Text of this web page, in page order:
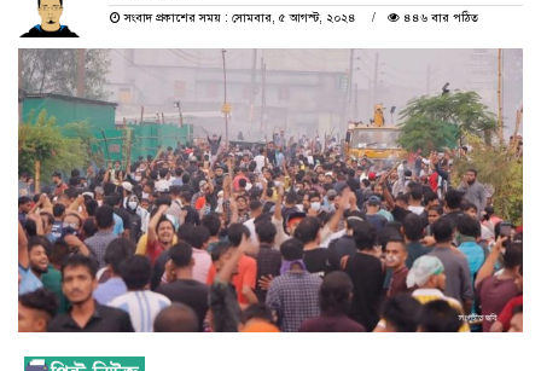
সংবাদ প্রকাশের সময় : সোমবার, ৫ আগস্ট, ২০২৪
৪৪৬ বার পঠিত